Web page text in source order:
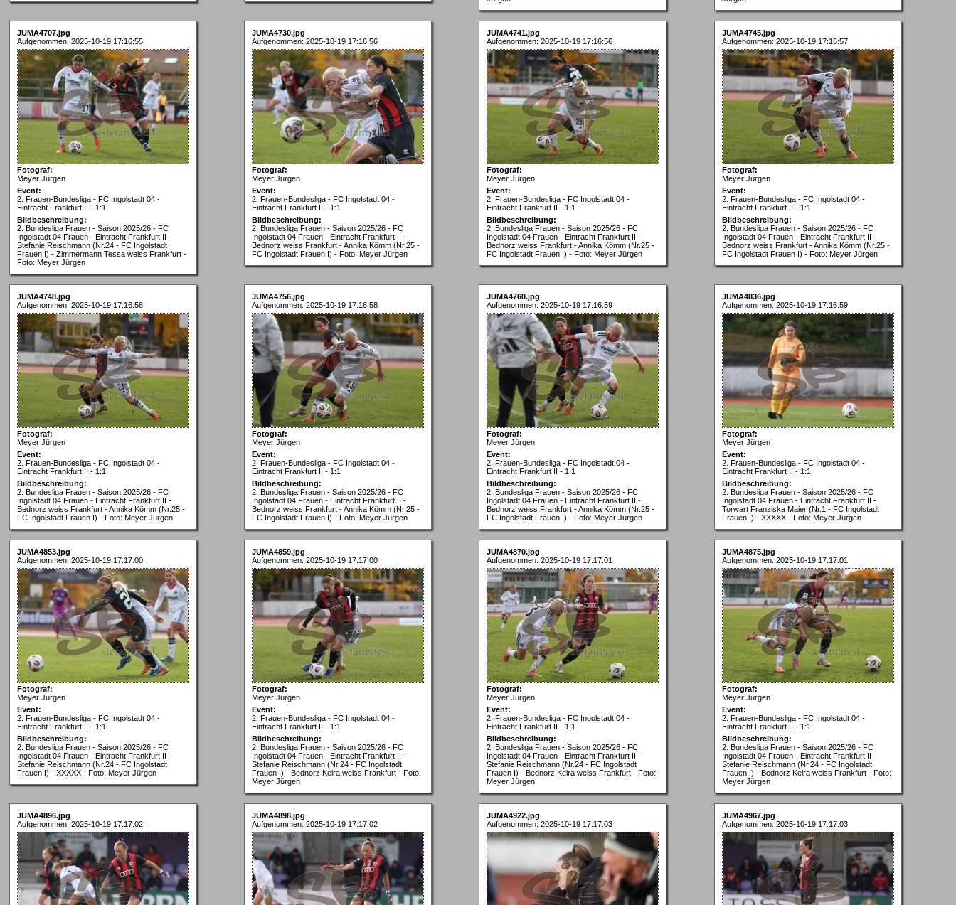
JUMA4707.jpg
Aufgenommen: 2025-10-19 17:16:55
Fotograf:
Meyer Jürgen
Event:
2. Frauen-Bundesliga - FC Ingolstadt 04 -
Eintracht Frankfurt II - 1:1
Bildbeschreibung:
2. Bundesliga Frauen - Saison 2025/26 - FC
Ingolstadt 04 Frauen - Eintracht Frankfurt II -
Stefanie Reischmann (Nr.24 - FC Ingolstadt
Frauen I) - Zimmermann Tessa weiss Frankfurt -
Foto: Meyer Jürgen
JUMA4730.jpg
Aufgenommen: 2025-10-19 17:16:56
Fotograf:
Meyer Jürgen
Event:
2. Frauen-Bundesliga - FC Ingolstadt 04 -
Eintracht Frankfurt II - 1:1
Bildbeschreibung:
2. Bundesliga Frauen - Saison 2025/26 - FC
Ingolstadt 04 Frauen - Eintracht Frankfurt II -
Bednorz weiss Frankfurt - Annika Kömm (Nr.25 -
FC Ingolstadt Frauen I) - Foto: Meyer Jürgen
JUMA4741.jpg
Aufgenommen: 2025-10-19 17:16:56
Fotograf:
Meyer Jürgen
Event:
2. Frauen-Bundesliga - FC Ingolstadt 04 -
Eintracht Frankfurt II - 1:1
Bildbeschreibung:
2. Bundesliga Frauen - Saison 2025/26 - FC
Ingolstadt 04 Frauen - Eintracht Frankfurt II -
Bednorz weiss Frankfurt - Annika Kömm (Nr.25 -
FC Ingolstadt Frauen I) - Foto: Meyer Jürgen
JUMA4745.jpg
Aufgenommen: 2025-10-19 17:16:57
Fotograf:
Meyer Jürgen
Event:
2. Frauen-Bundesliga - FC Ingolstadt 04 -
Eintracht Frankfurt II - 1:1
Bildbeschreibung:
2. Bundesliga Frauen - Saison 2025/26 - FC
Ingolstadt 04 Frauen - Eintracht Frankfurt II -
Bednorz weiss Frankfurt - Annika Kömm (Nr.25 -
FC Ingolstadt Frauen I) - Foto: Meyer Jürgen
JUMA4748.jpg
Aufgenommen: 2025-10-19 17:16:58
Fotograf:
Meyer Jürgen
Event:
2. Frauen-Bundesliga - FC Ingolstadt 04 -
Eintracht Frankfurt II - 1:1
Bildbeschreibung:
2. Bundesliga Frauen - Saison 2025/26 - FC
Ingolstadt 04 Frauen - Eintracht Frankfurt II -
Bednorz weiss Frankfurt - Annika Kömm (Nr.25 -
FC Ingolstadt Frauen I) - Foto: Meyer Jürgen
JUMA4756.jpg
Aufgenommen: 2025-10-19 17:16:58
Fotograf:
Meyer Jürgen
Event:
2. Frauen-Bundesliga - FC Ingolstadt 04 -
Eintracht Frankfurt II - 1:1
Bildbeschreibung:
2. Bundesliga Frauen - Saison 2025/26 - FC
Ingolstadt 04 Frauen - Eintracht Frankfurt II -
Bednorz weiss Frankfurt - Annika Kömm (Nr.25 -
FC Ingolstadt Frauen I) - Foto: Meyer Jürgen
JUMA4760.jpg
Aufgenommen: 2025-10-19 17:16:59
Fotograf:
Meyer Jürgen
Event:
2. Frauen-Bundesliga - FC Ingolstadt 04 -
Eintracht Frankfurt II - 1:1
Bildbeschreibung:
2. Bundesliga Frauen - Saison 2025/26 - FC
Ingolstadt 04 Frauen - Eintracht Frankfurt II -
Bednorz weiss Frankfurt - Annika Kömm (Nr.25 -
FC Ingolstadt Frauen I) - Foto: Meyer Jürgen
JUMA4836.jpg
Aufgenommen: 2025-10-19 17:16:59
Fotograf:
Meyer Jürgen
Event:
2. Frauen-Bundesliga - FC Ingolstadt 04 -
Eintracht Frankfurt II - 1:1
Bildbeschreibung:
2. Bundesliga Frauen - Saison 2025/26 - FC
Ingolstadt 04 Frauen - Eintracht Frankfurt II -
Torwart Franziska Maier (Nr.1 - FC Ingolstadt
Frauen I) - XXXXX - Foto: Meyer Jürgen
JUMA4853.jpg
Aufgenommen: 2025-10-19 17:17:00
Fotograf:
Meyer Jürgen
Event:
2. Frauen-Bundesliga - FC Ingolstadt 04 -
Eintracht Frankfurt II - 1:1
Bildbeschreibung:
2. Bundesliga Frauen - Saison 2025/26 - FC
Ingolstadt 04 Frauen - Eintracht Frankfurt II -
Stefanie Reischmann (Nr.24 - FC Ingolstadt
Frauen I) - XXXXX - Foto: Meyer Jürgen
JUMA4859.jpg
Aufgenommen: 2025-10-19 17:17:00
Fotograf:
Meyer Jürgen
Event:
2. Frauen-Bundesliga - FC Ingolstadt 04 -
Eintracht Frankfurt II - 1:1
Bildbeschreibung:
2. Bundesliga Frauen - Saison 2025/26 - FC
Ingolstadt 04 Frauen - Eintracht Frankfurt II -
Stefanie Reischmann (Nr.24 - FC Ingolstadt
Frauen I) - Bednorz Keira weiss Frankfurt - Foto:
Meyer Jürgen
JUMA4870.jpg
Aufgenommen: 2025-10-19 17:17:01
Fotograf:
Meyer Jürgen
Event:
2. Frauen-Bundesliga - FC Ingolstadt 04 -
Eintracht Frankfurt II - 1:1
Bildbeschreibung:
2. Bundesliga Frauen - Saison 2025/26 - FC
Ingolstadt 04 Frauen - Eintracht Frankfurt II -
Stefanie Reischmann (Nr.24 - FC Ingolstadt
Frauen I) - Bednorz Keira weiss Frankfurt - Foto:
Meyer Jürgen
JUMA4875.jpg
Aufgenommen: 2025-10-19 17:17:01
Fotograf:
Meyer Jürgen
Event:
2. Frauen-Bundesliga - FC Ingolstadt 04 -
Eintracht Frankfurt II - 1:1
Bildbeschreibung:
2. Bundesliga Frauen - Saison 2025/26 - FC
Ingolstadt 04 Frauen - Eintracht Frankfurt II -
Stefanie Reischmann (Nr.24 - FC Ingolstadt
Frauen I) - Bednorz Keira weiss Frankfurt - Foto:
Meyer Jürgen
JUMA4896.jpg
Aufgenommen: 2025-10-19 17:17:02
JUMA4898.jpg
Aufgenommen: 2025-10-19 17:17:02
JUMA4922.jpg
Aufgenommen: 2025-10-19 17:17:03
JUMA4967.jpg
Aufgenommen: 2025-10-19 17:17:03